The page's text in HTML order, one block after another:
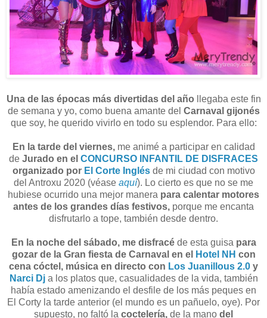
Una de las épocas más divertidas del año
llegaba este fin
de semana y yo, como buena amante del Carnaval gijonés
que soy, he querido vivirlo en todo su esplendor. Para ello:
En la tarde del viernes, me animé a participar en calidad
de Jurado en el CONCURSO INFANTIL DE DISFRACES
organizado por El Corte Inglésde mi ciudad con motivo
del Antroxu 2020 (véase aquí). Lo cierto es que no se me
hubiese ocurrido una mejor manera para calentar motores
antes de los grandes días festivos, porque me encanta
disfrutarlo a tope, también desde dentro.
En la noche del sábado, me disfracéde esta guisa para
gozar de la Gran fiesta de Carnaval en el
Hotel NH con
cena cóctel, música en directo con Los Juanillous 2.0 y
Narci Dja los platos que, casualidades de la vida, también
había estado amenizando el desfile de los más peques en
El Corty la tarde anterior (el mundo es un pañuelo, oye). Por
supuesto, no faltó la coctelería, de la mano del